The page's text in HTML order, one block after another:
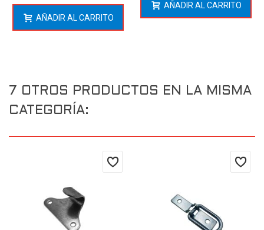
AÑADIR AL CARRITO
AÑADIR AL CARRITO
7 OTROS PRODUCTOS EN LA MISMA
CATEGORÍA: